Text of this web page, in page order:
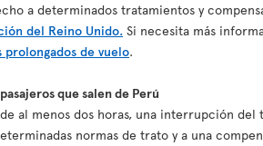
a determinados tratamientos y
del Reino Unido. Si necesita más
de vuelo.
que salen de Perú
al menos dos horas, una interrupción
normas de trato y a una